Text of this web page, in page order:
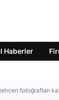
Haberler
fotoğrafları